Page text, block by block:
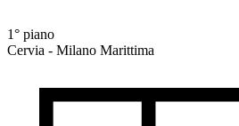
1° piano
Cervia - Milano Marittima